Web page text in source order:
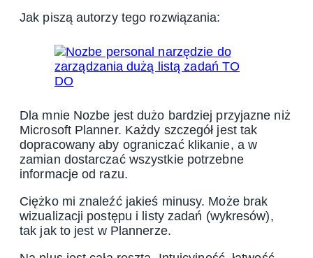
Jak piszą autorzy tego rozwiązania:
Dla mnie Nozbe jest dużo bardziej przyjazne niż
Microsoft Planner. Każdy szczegół jest tak
dopracowany aby ograniczać klikanie, a w
zamian dostarczać wszystkie potrzebne
informacje od razu.
Ciężko mi znaleźć jakieś minusy. Może brak
wizualizacji postępu i listy zadań (wykresów),
tak jak to jest w Plannerze.